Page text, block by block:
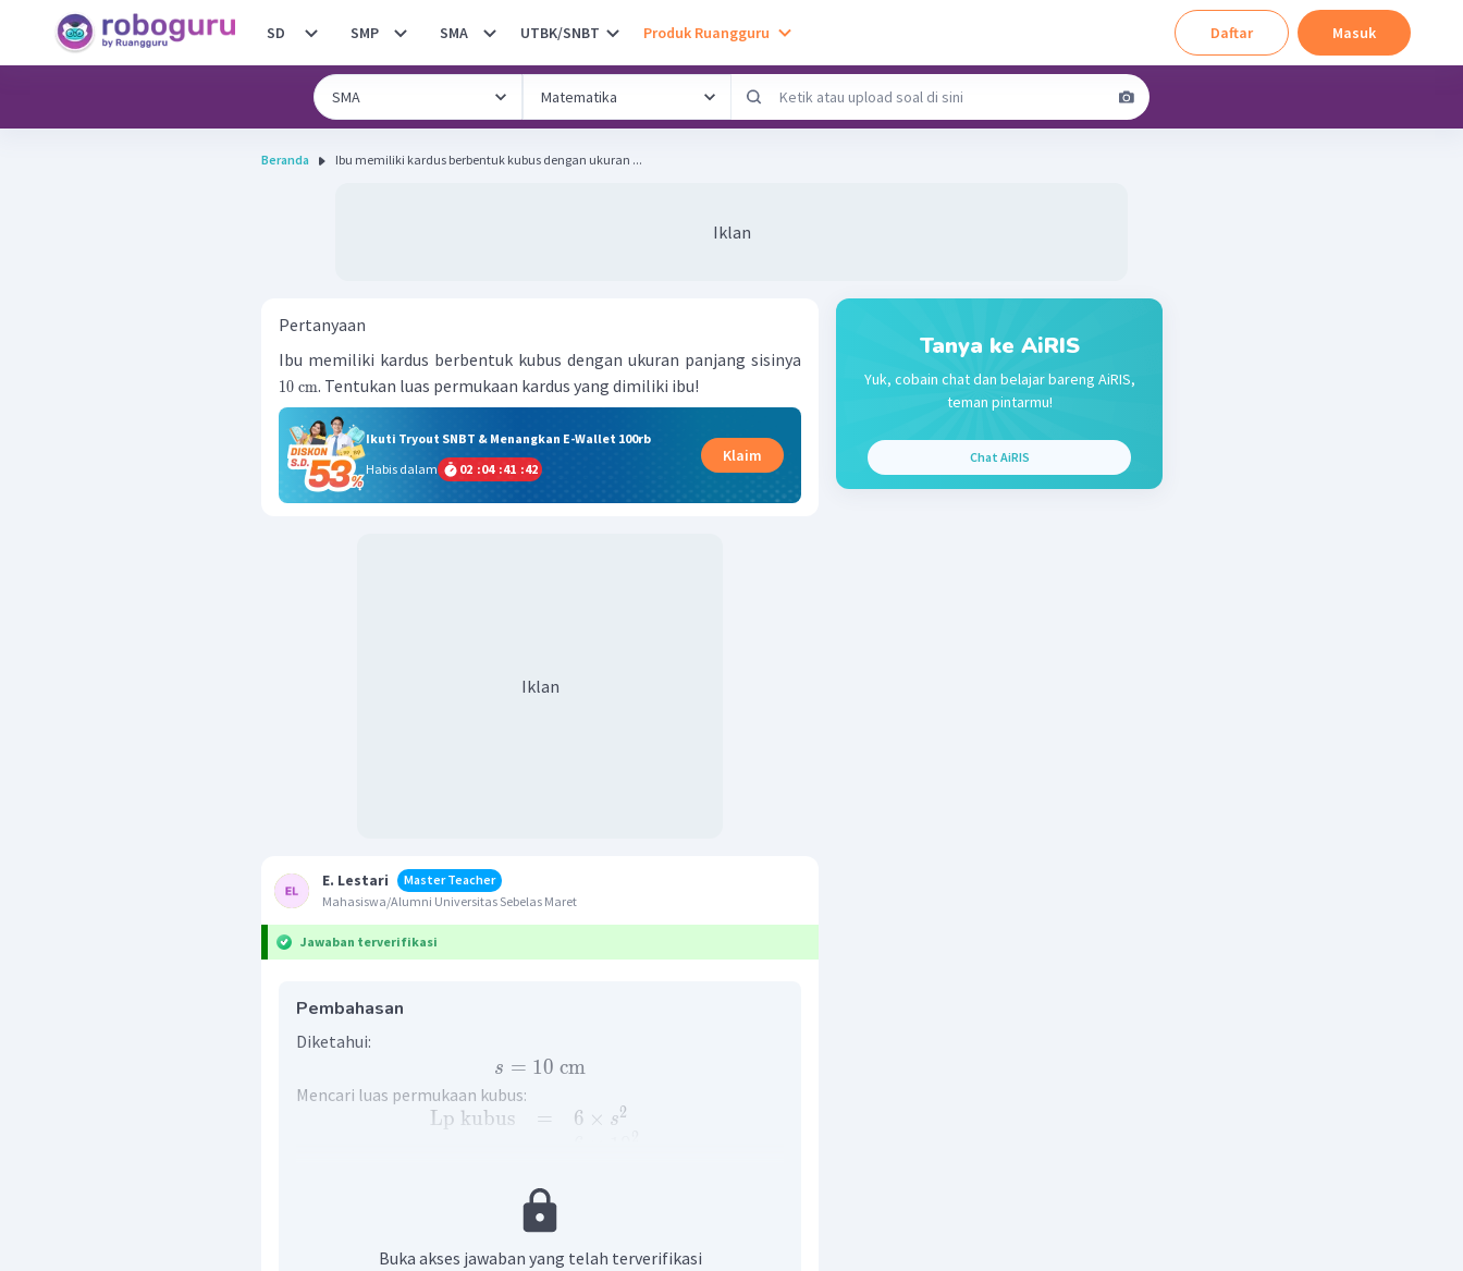
SD SMP SMA UTBK/SNBT Produk Ruangguru Daftar Masuk
Beranda Ibu memiliki kardus berbentuk kubus dengan ukuran ...
Iklan
Pertanyaan
Ibu memiliki kardus berbentuk kubus dengan ukuran panjang sisinya
10 cm. Tentukan luas permukaan kardus yang dimiliki ibu!
Ikuti Tryout SNBT & Menangkan E-Wallet 100rb
Habis dalam
02 :04 :41 :41
Klaim
Iklan
E. Lestari
Master Teacher
Mahasiswa/Alumni Universitas Sebelas Maret
Jawaban terverifikasi
Pembahasan
Diketahui:
s = 10 cm
Mencari luas permukaan kubus:
Lp kubus
=
=
6 × s2
Jadi, luas permukaan kardus yang dimiliki ibu adalah
Buka akses jawaban yang telah terverifikasi
Tanya ke AiRIS
Yuk, cobain chat dan belajar bareng AiRIS,
teman pintarmu!
Chat AiRIS